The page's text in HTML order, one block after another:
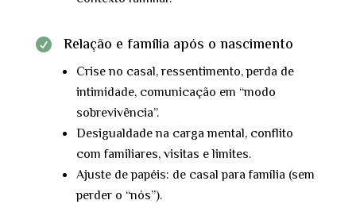
 Relação e família após o nascimento
Crise no casal, ressentimento, perda de
intimidade, comunicação em “modo
sobrevivência”.
Desigualdade na carga mental, conflito
com familiares, visitas e limites.
Ajuste de papéis: de casal para família (sem
perder o “nós”).